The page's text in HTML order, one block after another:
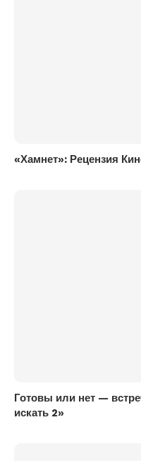
«Хамнет»: Рецензия
Готовы или нет —
искать 2»